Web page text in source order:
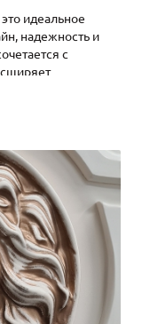
идеальное
надежность и
с
двери в квартиру,